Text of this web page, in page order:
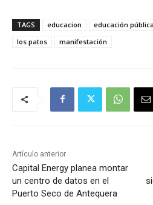
TAGS educacion educación pública
los patos
manifestación
Artículo anterior
Capital Energy planea montar
un centro de datos en el
Puerto Seco de Antequera